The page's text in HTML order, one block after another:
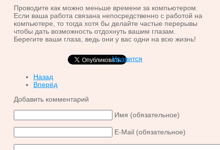
Проводите как можно меньше времени за компьютером.
Если ваша работа связана непосредственно с работой на
компьютере, то тогда хотя бы делайте частые перерывы
чтобы дать возможность отдохнуть вашим глазам.
Берегите ваши глаза, ведь они у вас одни на всю жизнь!
Нравится
Назад
Вперёд
Добавить комментарий
Имя (обязательное)
E-Mail (обязательное)